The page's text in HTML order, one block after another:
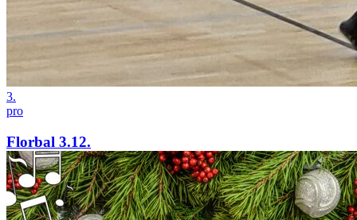
3.
pro
Florbal 3.12.